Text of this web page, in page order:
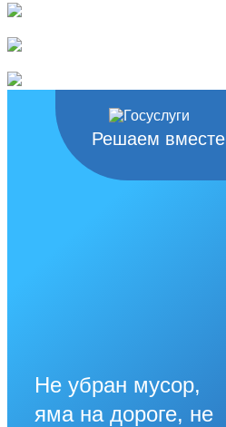
Решаем вместе
Не убран мусор,
яма на дороге, не